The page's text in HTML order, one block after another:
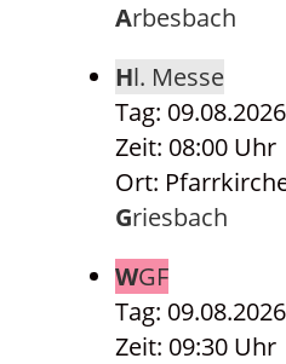
Arbesbach
Hl. Messe
Tag: 09.08.2026
Zeit: 08:00 Uhr
Ort:
Griesbach
WGF
Tag: 09.08.2026
Zeit: 09:30 Uhr